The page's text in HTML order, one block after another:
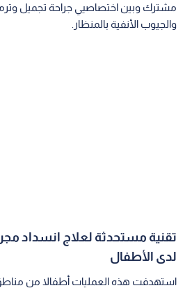
مشترك وبين اختصاصيي جراحة تجميل
والجيوب الأنفية بالمنظار.
تقنية مستحدثة لعلاج انسداد
لدى الأطفال
استهدفت هذه العمليات أطفالا من